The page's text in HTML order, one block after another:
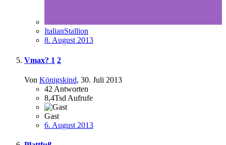
ItalianStallion
8. August 2013
Vmax? 1 2
Von Königskind, 30. Juli 2013
42 Antworten
8,4Tsd Aufrufe
Gast
6. August 2013